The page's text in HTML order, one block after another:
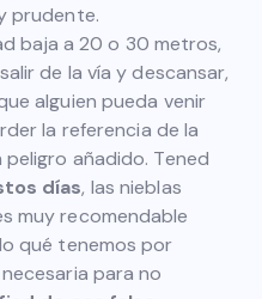
prudente.
baja a 20 o 30 metros,
de la vía y descansar,
alguien pueda venir
la referencia de la
añadido. Tened
días, las nieblas
muy recomendable
qué tenemos por
para no